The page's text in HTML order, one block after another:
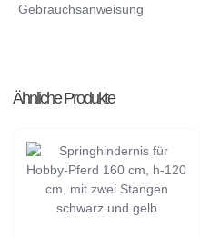
Gebrauchsanweisung
Ähnliche Produkte